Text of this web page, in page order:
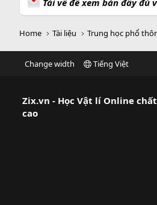
Tải về để xem bản đầy đủ
Home Tài liệu Trung học phổ
Change width Tiếng Việt
Zix.vn - Học Vật lí Online
cao